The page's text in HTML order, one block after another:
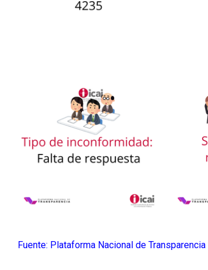
Fuente: Plataforma Nacional de